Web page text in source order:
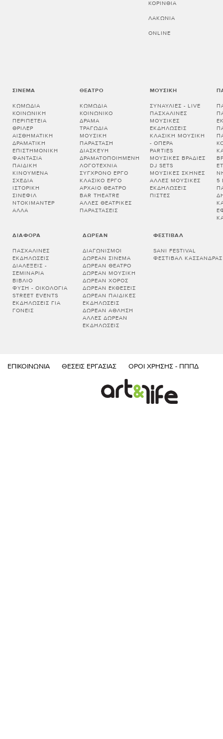
ΚΟΡΙΝΘΊΑ
ΛΑΚΩΝΊΑ
ONLINE
ΣΙΝΕΜΆ
ΚΩΜΩΔΊΑ
ΚΟΙΝΩΝΙΚΉ
ΠΕΡΙΠΈΤΕΙΑ
ΘΡΊΛΕΡ
ΑΙΣΘΗΜΑΤΙΚΉ
ΔΡΑΜΑΤΙΚΉ
ΕΠΙΣΤΗΜΟΝΙΚΉ
ΦΑΝΤΑΣΊΑ
ΠΑΙΔΙΚΉ
ΚΙΝΟΎΜΕΝΑ
ΣΧΈΔΙΑ
ΙΣΤΟΡΙΚΉ
ΣΙΝΕΦΊΛ
ΝΤΟΚΙΜΑΝΤΈΡ
ΆΛΛΑ
ΘΈΑΤΡΟ
ΚΩΜΩΔΊΑ
ΚΟΙΝΩΝΙΚΌ
ΔΡΆΜΑ
ΤΡΑΓΩΔΊΑ
ΜΟΥΣΙΚΉ
ΠΑΡΆΣΤΑΣΗ
ΔΙΑΣΚΕΥΉ
ΔΡΑΜΑΤΟΠΟΙΗΜΈΝΗ
ΛΟΓΟΤΕΧΝΊΑ
ΣΎΓΧΡΟΝΟ ΈΡΓΟ
ΚΛΑΣΙΚΌ ΈΡΓΟ
ΑΡΧΑΊΟ ΘΈΑΤΡΟ
BAR THEATRE
ΆΛΛΕΣ ΘΕΑΤΡΙΚΈΣ
ΠΑΡΑΣΤΆΣΕΙΣ
ΜΟΥΣΙΚΉ
ΣΥΝΑΥΛΊΕΣ - LIVE
ΠΑΣΧΑΛΙΝΈΣ
ΜΟΥΣΙΚΈΣ
ΕΚΔΗΛΏΣΕΙΣ
ΚΛΑΣΙΚΉ ΜΟΥΣΙΚΉ
- ΌΠΕΡΑ
PARTIES
ΜΟΥΣΙΚΈΣ ΒΡΑΔΙΈΣ
DJ SETS
ΜΟΥΣΙΚΈΣ ΣΚΗΝΈΣ
ΆΛΛΕΣ ΜΟΥΣΙΚΈΣ
ΕΚΔΗΛΏΣΕΙΣ
ΠΊΣΤΕΣ
5
ΔΙΆΦΟΡΑ
ΠΑΣΧΑΛΙΝΈΣ
ΕΚΔΗΛΏΣΕΙΣ
ΔΙΑΛΕΞΕΙΣ -
ΣΕΜΙΝΑΡΙΑ
ΒΙΒΛΊΟ
ΦΎΣΗ - ΟΙΚΟΛΟΓΊΑ
STREET EVENTS
ΕΚΔΗΛΏΣΕΙΣ ΓΙΑ
ΓΟΝΕΊΣ
ΔΩΡΕΆΝ
ΔΙΑΓΩΝΙΣΜΟΊ
ΔΩΡΕΆΝ ΣΙΝΕΜΆ
ΔΩΡΕΆΝ ΘΈΑΤΡΟ
ΔΩΡΕΆΝ ΜΟΥΣΙΚΉ
ΔΩΡΕΆΝ ΧΟΡΌΣ
ΔΩΡΕΆΝ ΕΚΘΈΣΕΙΣ
ΔΩΡΕΆΝ ΠΑΙΔΙΚΈΣ
ΕΚΔΗΛΏΣΕΙΣ
ΔΩΡΕΆΝ ΆΘΛΗΣΗ
ΆΛΛΕΣ ΔΩΡΕΆΝ
ΕΚΔΗΛΏΣΕΙΣ
ΦΕΣΤΙΒΆΛ
SANI FESTIVAL
ΦΕΣΤΙΒΆΛ ΚΑΣΣΆΝΔΡΑΣ
ΕΠΙΚΟΙΝΩΝΊΑ ΘΈΣΕΙΣ ΕΡΓΑΣΊΑΣ ΌΡΟΙ ΧΡΉΣΗΣ - ΠΠΠΔ